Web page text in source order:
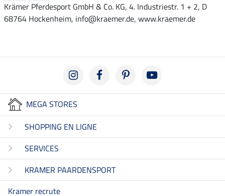
Krämer Pferdesport GmbH & Co. KG, 4. Industriestr. 1 + 2, D
68764 Hockenheim, info@kraemer.de, www.kraemer.de
MEGA STORES
SHOPPING EN LIGNE
SERVICES
KRAMER PAARDENSPORT
Kramer recrute